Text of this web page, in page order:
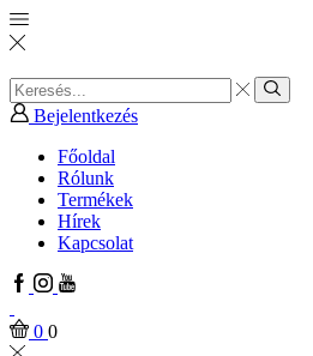
Search
input
Search
Bejelentkezés
Főoldal
Rólunk
Termékek
Hírek
Kapcsolat
Facebook
Instagram
Youtube
0 0